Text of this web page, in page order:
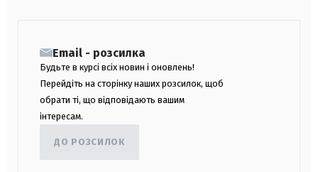
Email - розсилка
Будьте в курсі всіх новин і оновлень!
Перейдіть на сторінку наших розсилок, щоб
обрати ті, що відповідають вашим
інтересам.
ДО РОЗСИЛОК